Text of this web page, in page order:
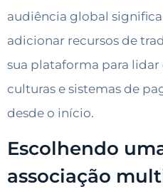
audiência global
adicionar recursos de
sua plataforma para
culturas e sistemas de
desde o início.
Escolhendo
associação